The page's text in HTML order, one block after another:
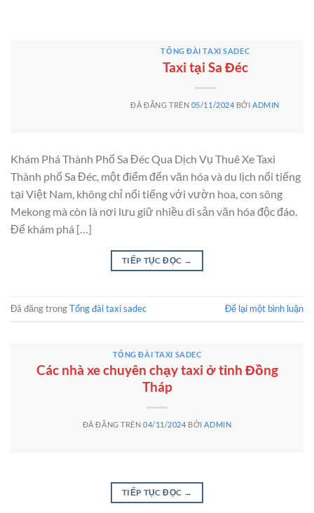
TỔNG ĐÀI TAXI SADEC
Taxi tại Sa Đéc
ĐÃ ĐĂNG TRÊN 05/11/2024 BỞI ADMIN
Khám Phá Thành Phố Sa Đéc Qua Dịch Vụ Thuê Xe Taxi
Thành phố Sa Đéc, một điểm đến văn hóa và du lịch nổi tiếng
tại Việt Nam, không chỉ nổi tiếng với vườn hoa, con sông
Mekong mà còn là nơi lưu giữ nhiều di sản văn hóa độc đáo.
Để khám phá […]
TIẾP TỤC ĐỌC →
Đã đăng trongTổng đài taxi sadec Để lại một bình luận
TỔNG ĐÀI TAXI SADEC
Các nhà xe chuyên chạy taxi ở tỉnh Đồng
Tháp
ĐÃ ĐĂNG TRÊN04/11/2024 BỞIADMIN
TIẾP TỤC ĐỌC →